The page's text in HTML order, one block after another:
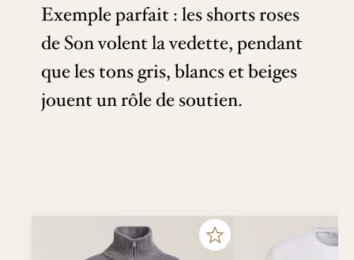
Exemple parfait : les shorts roses
de Son volent la vedette, pendant
que les tons gris, blancs et beiges
jouent un rôle de soutien.